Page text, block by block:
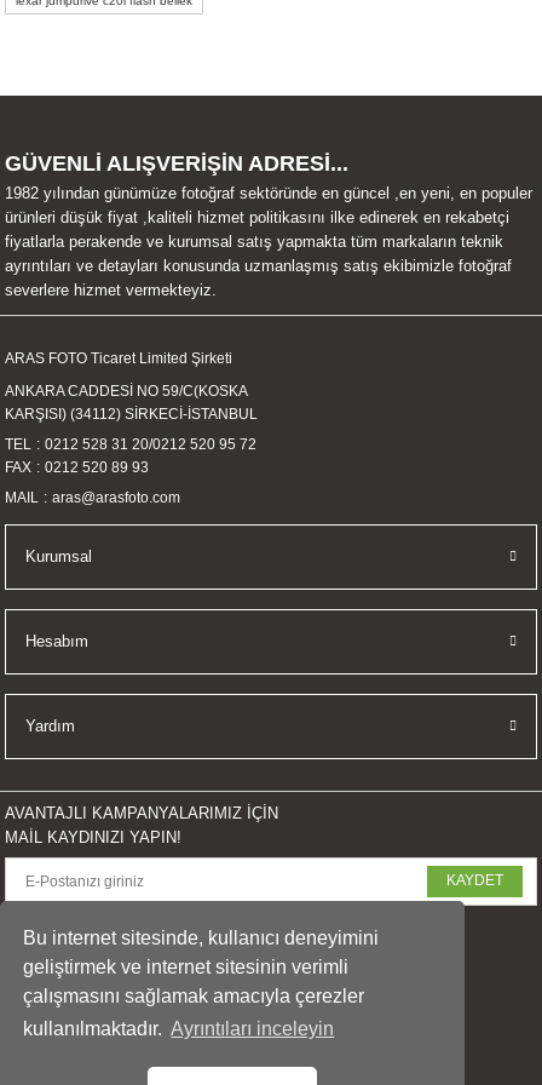
Bu internet sitesinde, kullanıcı deneyimini
geliştirmek ve internet sitesinin verimli
çalışmasını sağlamak amacıyla çerezler
kullanılmaktadır. Ayrıntıları inceleyin
Ürün fiyatı diğer sitelerden daha pahalı.
GÜVENLİ ALIŞVERİŞİN ADRESİ...
1982 yılından günümüze fotoğraf sektöründe en güncel ,en yeni, en populer
ürünleri düşük fiyat ,kaliteli hizmet politikasını ilke edinerek en rekabetçi
fiyatlarla perakende ve kurumsal satış yapmakta tüm markaların teknik
ayrıntıları ve detayları konusunda uzmanlaşmış satış ekibimizle fotoğraf
severlere hizmet vermekteyiz.
ARAS FOTO Ticaret Limited Şirketi
ANKARA CADDESİ NO 59/C(KOSKA
KARŞISI) (34112) SİRKECİ-İSTANBUL
TEL
0212 528 31 20/0212 520 95 72
FAX
0212 520 89 93
MAIL
aras@arasfoto.com
Kurumsal
Hesabım
Yardım
AVANTAJLI KAMPANYALARIMIZ İÇİN
MAİL KAYDINIZI YAPIN!
KAYDET
SOSYAL MEDYADA PAYLAŞ